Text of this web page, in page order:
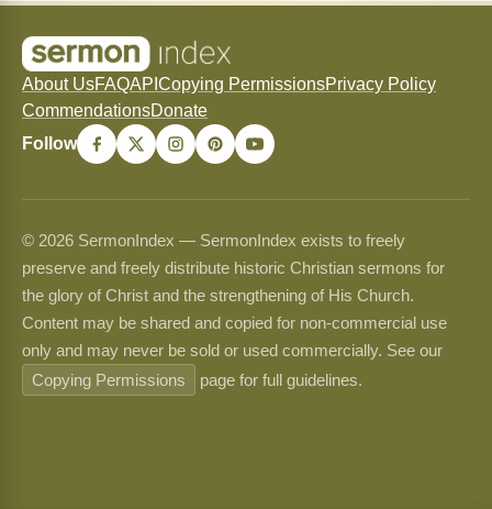
About UsFAQAPI Copying PermissionsPrivacy Policy
CommendationsDonate
Follow
© 2026 SermonIndex — SermonIndex exists to freely
preserve and freely distribute historic Christian sermons for
the glory of Christ and the strengthening of His Church.
Content may be shared and copied for non-commercial use
only and may never be sold or used commercially. See our
Copying Permissions
page for full guidelines.